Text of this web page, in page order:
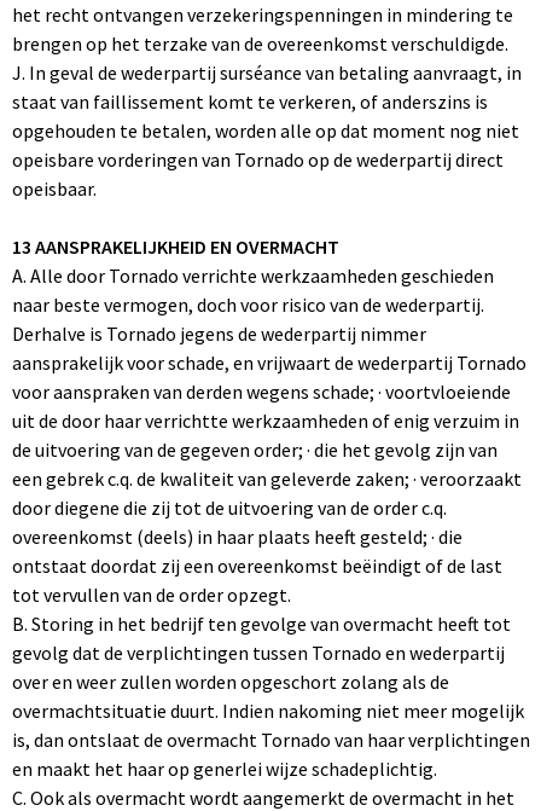
het recht ontvangen verzekeringspenningen in mindering te
brengen op het terzake van de overeenkomst verschuldigde.
J. In geval de wederpartij surséance van betaling aanvraagt, in
staat van faillissement komt te verkeren, of anderszins is
opgehouden te betalen, worden alle op dat moment nog niet
opeisbare vorderingen van Tornado op de wederpartij direct
opeisbaar.
13 AANSPRAKELIJKHEID EN OVERMACHT
A. Alle door Tornado verrichte werkzaamheden geschieden
naar beste vermogen, doch voor risico van de wederpartij.
Derhalve is Tornado jegens de wederpartij nimmer
aansprakelijk voor schade, en vrijwaart de wederpartij Tornado
voor aanspraken van derden wegens schade; · voortvloeiende
uit de door haar verrichtte werkzaamheden of enig verzuim in
de uitvoering van de gegeven order; · die het gevolg zijn van
een gebrek c.q. de kwaliteit van geleverde zaken; · veroorzaakt
door diegene die zij tot de uitvoering van de order c.q.
overeenkomst (deels) in haar plaats heeft gesteld; · die
ontstaat doordat zij een overeenkomst beëindigt of de last
tot vervullen van de order opzegt.
B. Storing in het bedrijf ten gevolge van overmacht heeft tot
gevolg dat de verplichtingen tussen Tornado en wederpartij
over en weer zullen worden opgeschort zolang als de
overmachtsituatie duurt. Indien nakoming niet meer mogelijk
is, dan ontslaat de overmacht Tornado van haar verplichtingen
en maakt het haar op generlei wijze schadeplichtig.
C. Ook als overmacht wordt aangemerkt de overmacht in het